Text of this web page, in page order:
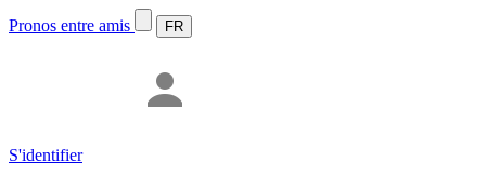
Pronos entre amis
S'identifier